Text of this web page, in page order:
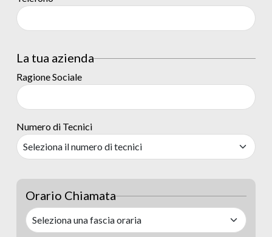
La tua azienda
Ragione Sociale
Numero di Tecnici
Orario Chiamata